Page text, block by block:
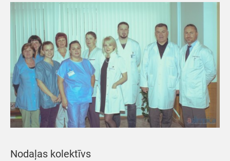
Nodaļas kolektīvs